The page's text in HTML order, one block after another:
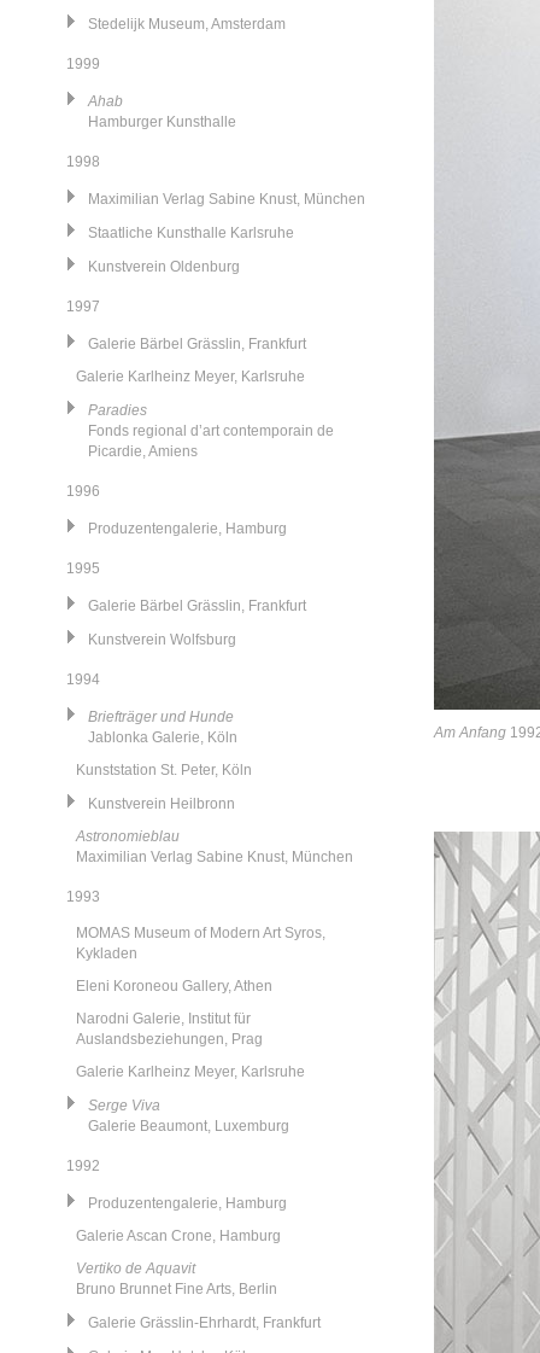
Am Anfang
Stedelijk Museum, Amsterdam
1999
Ahab
Hamburger Kunsthalle
1998
Maximilian Verlag Sabine Knust, München
Staatliche Kunsthalle Karlsruhe
Kunstverein Oldenburg
1997
Galerie Bärbel Grässlin, Frankfurt
Galerie Karlheinz Meyer, Karlsruhe
Paradies
Fonds regional d’art contemporain de
Picardie, Amiens
1996
Produzentengalerie, Hamburg
1995
Galerie Bärbel Grässlin, Frankfurt
Kunstverein Wolfsburg
1994
Briefträger und Hunde
Jablonka Galerie, Köln
Kunststation St. Peter, Köln
Kunstverein Heilbronn
Astronomieblau
Maximilian Verlag Sabine Knust, München
1993
MOMAS Museum of Modern Art Syros,
Kykladen
Eleni Koroneou Gallery, Athen
Narodni Galerie, Institut für
Auslandsbeziehungen, Prag
Galerie Karlheinz Meyer, Karlsruhe
Serge Viva
Galerie Beaumont, Luxemburg
1992
Produzentengalerie, Hamburg
Galerie Ascan Crone, Hamburg
Vertiko de Aquavit
Bruno Brunnet Fine Arts, Berlin
Galerie Grässlin-Ehrhardt, Frankfurt